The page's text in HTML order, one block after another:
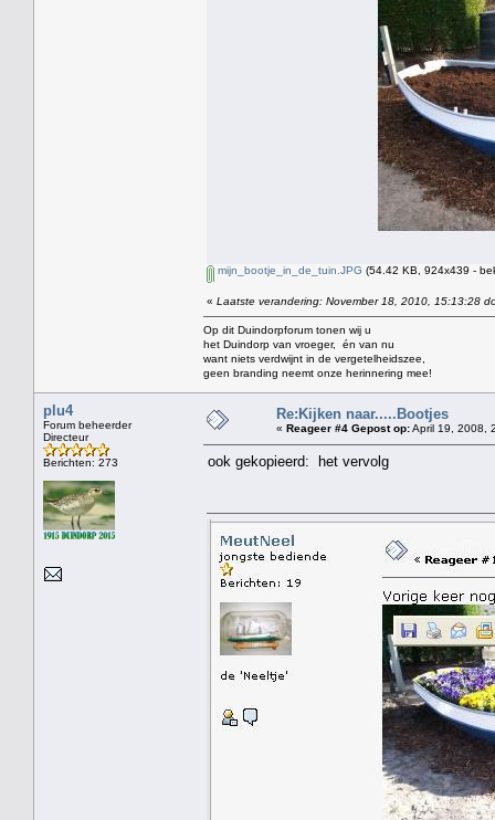
mijn_bootje_in_de_tuin.JPG (54.42 KB, 924x439 -
« Laatste verandering: November 18, 2010, 15:13:28
Op dit Duindorpforum tonen wij u
het Duindorp van vroeger, én van nu
want niets verdwijnt in de vergetelheidszee,
geen branding neemt onze herinnering mee!
plu4
Forum beheerder
Directeur
Berichten: 273
Re:Kijken naar.....Bootjes
« Reageer #4 Gepost op:April 19, 2008,
ook gekopieerd: het vervolg